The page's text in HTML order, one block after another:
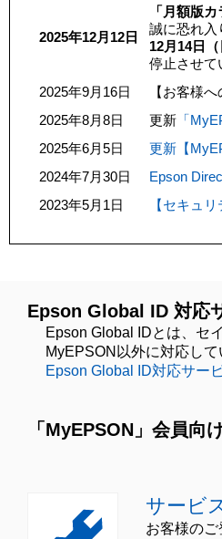
2025年12月12日
「月額版
誠に恐れ入
12月14日
停止させて
2025年9月16日
【お客様
2025年8月8日
更新 「
2025年6月5日
更新【
2024年7月30日
Epson
2023年5月1日
【セキュ
Epson Global ID 対応
Epson Global IDとは、セ
MyEPSON以外に対応し
Epson Global ID対応サー
「MyEPSON」会員向
サービ
お客様の